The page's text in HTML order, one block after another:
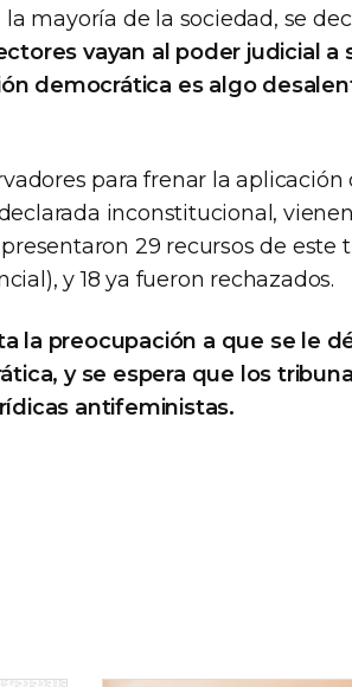
mayoría de la sociedad, se
vayan al poder judicial a
democrática es algo
para frenar la aplicación
inconstitucional,
29 recursos de este
y 18 ya fueron rechazados.
la preocupación a que se le
y se espera que los
antifeministas.